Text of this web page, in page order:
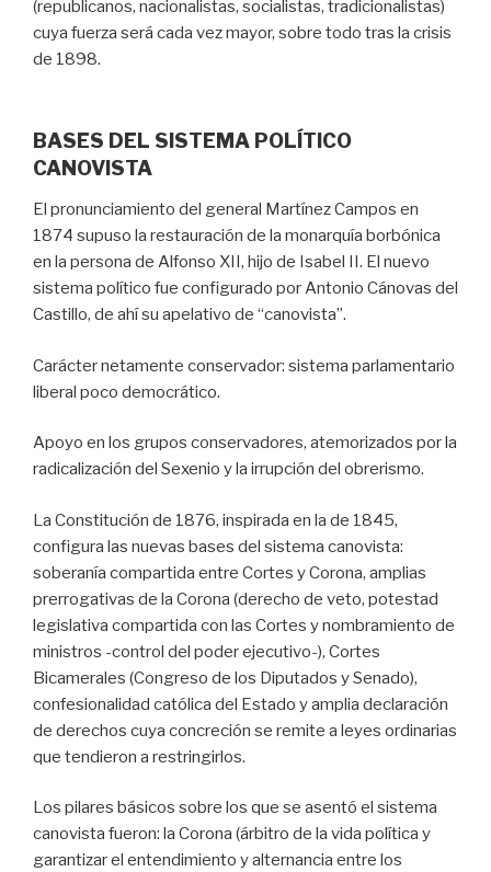
(republicanos, nacionalistas, socialistas, tradicionalistas)
cuya fuerza será cada vez mayor, sobre todo tras la crisis
de 1898.
BASES DEL SISTEMA POLÍTICO
CANOVISTA
El pronunciamiento del general Martínez Campos en
1874 supuso la restauración de la monarquía borbónica
en la persona de Alfonso XII, hijo de Isabel II. El nuevo
sistema político fue configurado por Antonio Cánovas del
Castillo, de ahí su apelativo de “canovista”.
Carácter netamente conservador: sistema parlamentario
liberal poco democrático.
Apoyo en los grupos conservadores, atemorizados por la
radicalización del Sexenio y la irrupción del obrerismo.
La Constitución de 1876, inspirada en la de 1845,
configura las nuevas bases del sistema canovista:
soberanía compartida entre Cortes y Corona, amplias
prerrogativas de la Corona (derecho de veto, potestad
legislativa compartida con las Cortes y nombramiento de
ministros -control del poder ejecutivo-), Cortes
Bicamerales (Congreso de los Diputados y Senado),
confesionalidad católica del Estado y amplia declaración
de derechos cuya concreción se remite a leyes ordinarias
que tendieron a restringirlos.
Los pilares básicos sobre los que se asentó el sistema
canovista fueron: la Corona (árbitro de la vida política y
garantizar el entendimiento y alternancia entre los